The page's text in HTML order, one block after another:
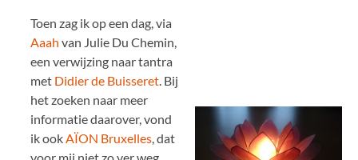
Toen zag ik op een dag, via
Aaah van Julie Du Chemin,
een verwijzing naar tantra
met Didier de Buisseret. Bij
het zoeken naar meer
informatie daarover, vond
ik ookAÏON Bruxelles, dat